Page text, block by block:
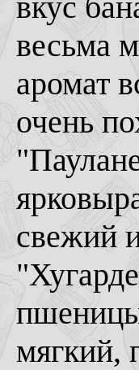
весьма
аромат
очень
свежий
мягкий,